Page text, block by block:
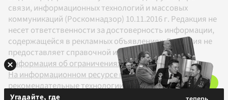
связи, информационных технологий и массовых
коммуникаций (Роскомнадзор) 10.11.2016 г. Редакция не
несет ответственности за достоверность информации,
содержащейся в рекламных объявлениях. Редакция не
предоставляет справочной информации.
Информация об ограничениях
На информационном ресурсе применяются
рекомендательные технологии в соответствии с
Правилами
Угадайте, где